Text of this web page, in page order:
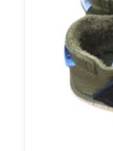
tootelehel.